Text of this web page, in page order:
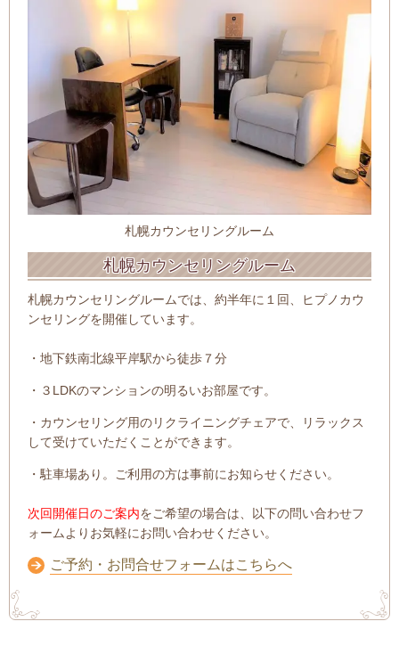
札幌カウンセリングルーム
札幌カウンセリングルーム
札幌カウンセリングルームでは、約半年に１回、ヒプノカウ
ンセリングを開催しています。
・地下鉄南北線平岸駅から徒歩７分
・３LDKのマンションの明るいお部屋です。
・カウンセリング用のリクライニングチェアで、リラックス
して受けていただくことができます。
・駐車場あり。ご利用の方は事前にお知らせください。
次回開催日のご案内をご希望の場合は、以下の問い合わせフ
ォームよりお気軽にお問い合わせください。
ご予約・お問合せフォームはこちらへ